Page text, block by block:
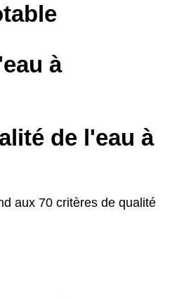
à
de l'eau à
aux 70 critères de qualité